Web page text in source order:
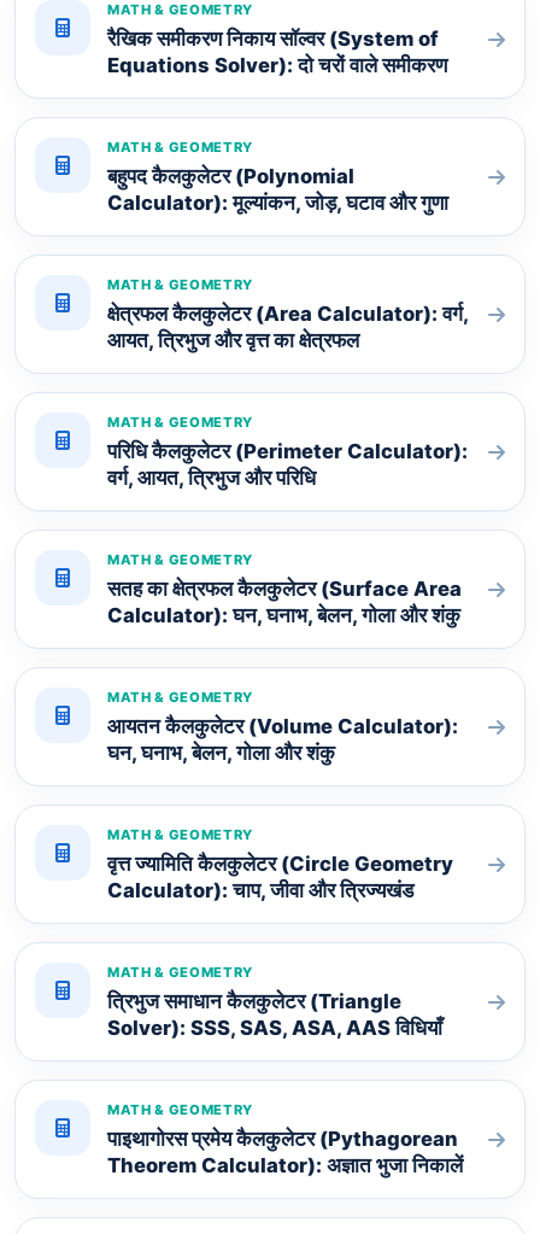
MATH & GEOMETRY
रैखिक समीकरण निकाय सॉल्वर (System of
Equations Solver): दो चरों वाले समीकरण
MATH & GEOMETRY
बहुपद कैलकुलेटर (Polynomial
Calculator): मूल्यांकन, जोड़, घटाव और गुणा
MATH & GEOMETRY
क्षेत्रफल कैलकुलेटर (Area Calculator): वर्ग,
आयत, त्रिभुज और वृत्त का क्षेत्रफल
MATH & GEOMETRY
परिधि कैलकुलेटर (Perimeter Calculator):
वर्ग, आयत, त्रिभुज और परिधि
MATH & GEOMETRY
सतह का क्षेत्रफल कैलकुलेटर (Surface Area
Calculator): घन, घनाभ, बेलन, गोला और शंकु
MATH & GEOMETRY
आयतन कैलकुलेटर (Volume Calculator):
घन, घनाभ, बेलन, गोला और शंकु
MATH & GEOMETRY
वृत्त ज्यामिति कैलकुलेटर (Circle Geometry
Calculator): चाप, जीवा और त्रिज्यखंड
MATH & GEOMETRY
त्रिभुज समाधान कैलकुलेटर (Triangle
Solver): SSS, SAS, ASA, AAS विधियाँ
MATH & GEOMETRY
पाइथागोरस प्रमेय कैलकुलेटर (Pythagorean
Theorem Calculator): अज्ञात भुजा निकालें